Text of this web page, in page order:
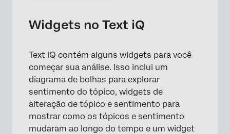
Widgets no Text iQ
Text iQ contém alguns widgets para você
começar sua análise. Isso inclui um
diagrama de bolhas para explorar
sentimento do tópico, widgets de
alteração de tópico e sentimento para
mostrar como os tópicos e sentimento
mudaram ao longo do tempo e um widget